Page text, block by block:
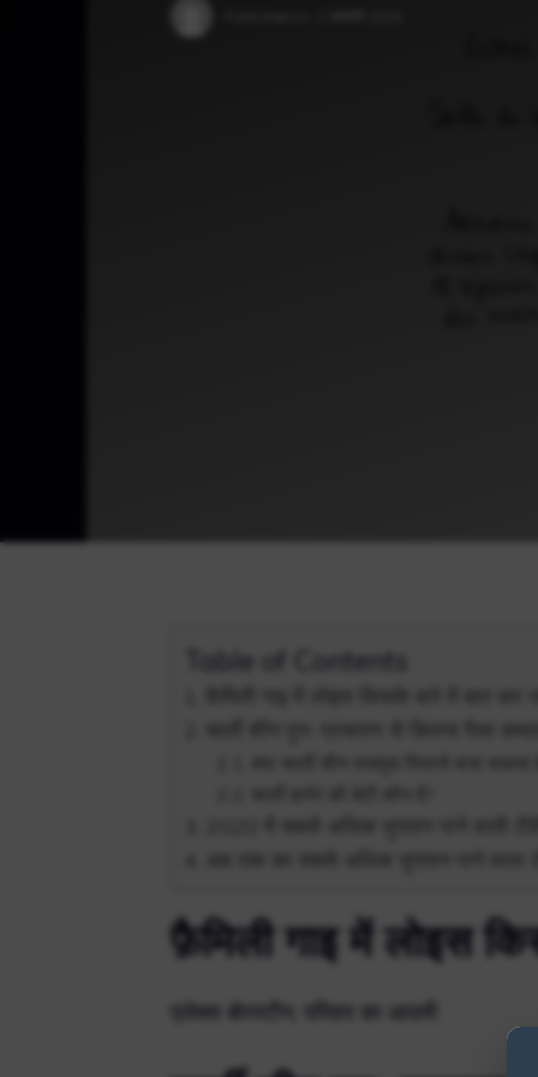
Table of Contents
फ़ैमिली गाइ में लोइस
एलेक्स बोरस्टीन, परिवार का आदमी